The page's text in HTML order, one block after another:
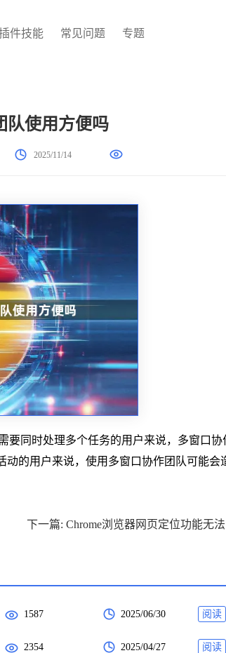
件技能 常见问题 专题
队使用方便吗
2025/11/14
要同时处理多个任务的用户来说，多窗口协
的用户来说，使用多窗口协作团队可能会
1587 2025/06/30 阅读
2354 2025/04/27 阅读